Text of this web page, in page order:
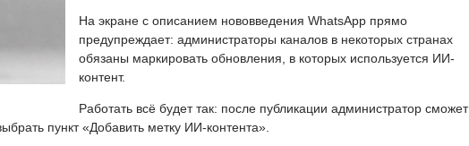
На экране с описанием нововведения WhatsApp прямо
предупреждает: администраторы каналов в некоторых странах
обязаны маркировать обновления, в которых используется ИИ-
контент.
Работать всё будет так: после публикации администратор сможет
пункт «Добавить метку ИИ-контента».